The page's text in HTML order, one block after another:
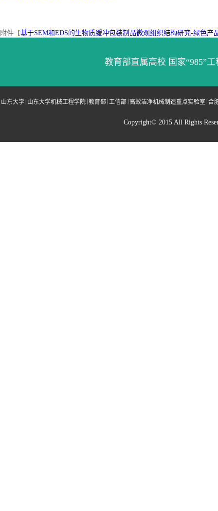
附件【基于SEM和EDS的生物质缓冲包装制品微观组织结构研究-绿色产
教育部直属高校 国家“985”
山东大学 | 山东大学机械工程学院 |教育部 | 工信部 |高效洁净机械制造重点实验室 |合
Copyright© 2015 All Rights